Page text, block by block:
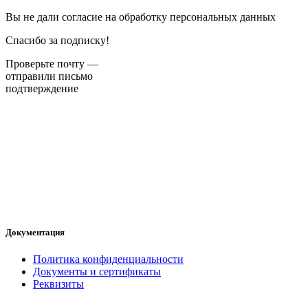
Вы не дали согласие на обработку персональных данных
Спасибо за подписку!
Проверьте почту —
отправили письмо
подтверждение
Документация
Политика конфиденциальности
Документы и сертификаты
Реквизиты